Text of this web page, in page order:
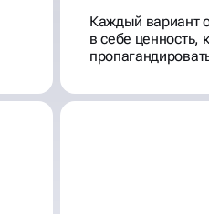
Каждый вариант
в себе ценность,